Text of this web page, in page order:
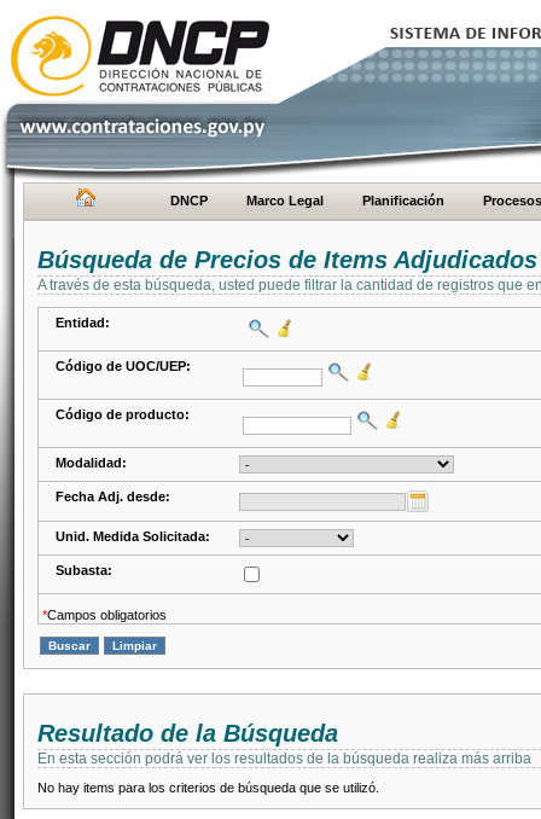
DNCP Marco Legal Planificación Procesos
Búsqueda de Precios de Items Adjudicados
A través de esta búsqueda, usted puede filtrar la cantidad de registros que
Entidad:
Código de UOC/UEP:
Código de producto:
Modalidad:
Fecha Adj. desde:
Unid. Medida Solicitada:
Subasta:
*Campos obligatorios
Resultado de la Búsqueda
En esta sección podrá ver los resultados de la búsqueda realiza más arriba
No hay items para los criterios de búsqueda que se utilizó.